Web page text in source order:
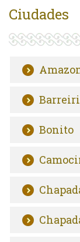
Ciudades
Bonito